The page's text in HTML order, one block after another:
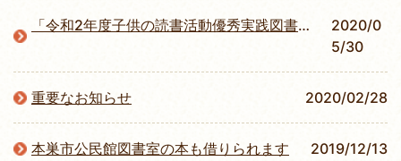
「令和2年度子供の読書活動優秀実践図書館文部科学大臣賞」受賞
2020/0
5/30
重要なお知らせ 2020/02/28
本巣市公民館図書室の本も借りられます 2019/12/13